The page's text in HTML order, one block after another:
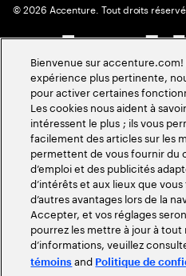
©2026 Accenture. Tout droits
Bienvenue sur
expérience plus pertinente,
pour activer certaines
Les cookies nous aident à
intéressent le plus ; ils vous
facilement des articles sur les
permettent de vous fournir du
d’emploi et des publicités
d’intérêts et aux lieux que
d’autres avantages lors de la
Accepter, et vos réglages
pourrez les mettre à jour à
d’informations, veuillez
témoins and Politique de